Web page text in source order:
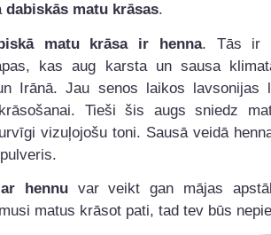
dabiskās matu krāsas.
matu krāsa ir henna. Tās ir
kas aug karsta un sausa
Irānā. Jau senos laikos lavsonijas
Tieši šis augs sniedz
vizuļojošu toni. Sausā veidā
hennuvar veikt gan mājas
matus krāsot pati, tad tev būs